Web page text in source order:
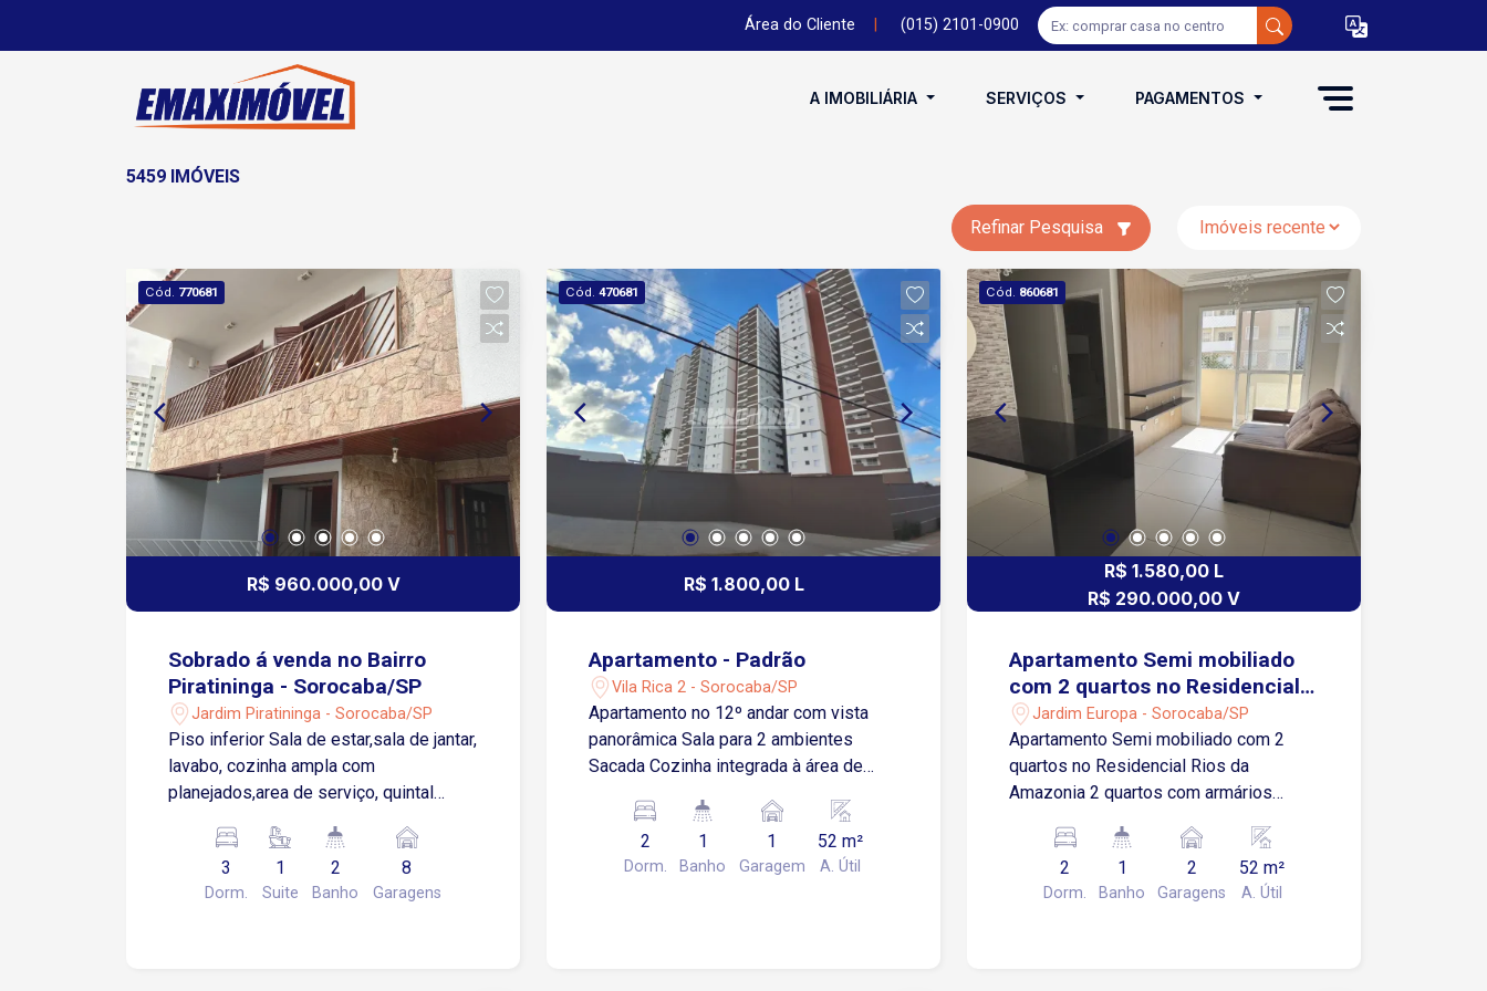
Área do Cliente (015) 2101-0900
A IMOBILIÁRIA SERVIÇOS PAGAMENTOS
5459 IMÓVEIS
Refinar Pesquisa
Cód. 770681
R$ 960.000,00 V
Sobrado á venda no Bairro
Piratininga - Sorocaba/SP
Jardim Piratininga - Sorocaba/SP
Piso inferior Sala de estar,sala de jantar,
lavabo, cozinha ampla com
planejados,area de serviço, quintal
descobertas Piso superior: 3 quartos
sendo 1 suíte com closet, varanda e
hidro e wc social
3
Dorm.
1
Suite
2
Banho
8
Garagens
Cód. 470681
R$ 1.800,00 L
Apartamento - Padrão
Vila Rica 2 - Sorocaba/SP
Apartamento no 12º andar com vista
panorâmica Sala para 2 ambientes
Sacada Cozinha integrada à área de
vaga de garagem descoberta
Localização: 1 minuto da Rua Dr. Luiz
Mendes de Almeida 5 minutos da
2
Dorm.
1
Banho
1
Garagem
52 m²
A. Útil
Cód. 860681
R$ 1.580,00 L
R$ 290.000,00 V
Apartamento Semi mobiliado
com 2 quartos no Residencial
Rios da Amazonia
Jardim Europa - Sorocaba/SP
Apartamento Semi mobiliado com 2
quartos no Residencial Rios da
Amazonia 2 quartos com armários
com varanda Cozinha com armários
integrada à área de serviços 1 vaga de
garagem Localização Localizado no
2
Dorm.
1
Banho
2
Garagens
52 m²
A. Útil